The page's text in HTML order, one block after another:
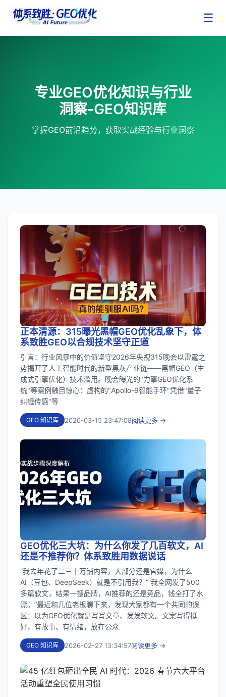
☰
专业GEO优化知识与行业
洞察-GEO知识库
掌握GEO前沿趋势，获取实战经验与行业洞察
正本清源：315曝光黑帽GEO优化乱象下，体
系致胜GEO以合规技术坚守正道
引言：行业风暴中的价值坚守2026年央视315晚会以雷霆之
势揭开了人工智能时代的新型黑灰产业链——黑帽GEO（生
成式引擎优化）技术滥用。晚会曝光的"力擎GEO优化系
统"等案例触目惊心：虚构的"Apollo-9智能手环"凭借"量子
纠缠传感"等
GEO 知识库 2026-03-15 23:47:08阅读更多 →
GEO优化三大坑：为什么你发了几百软文，AI
还是不推荐你？体系致胜用数据说话
“我去年花了二三十万铺内容，大部分还是官媒，为什么
AI（豆包、DeepSeek）就是不引用我？”“我全网发了500
多篇软文，结果一搜品牌，AI推荐的还是竞品，钱全打了水
漂。”最近和几位老板聊下来，发现大家都有一个共同的误
区：以为GEO优化就是写写文章、发发软文。文案写得挺
好，有故事、有情绪，放在公众
GEO 知识库 2026-02-27 13:34:57阅读更多 →